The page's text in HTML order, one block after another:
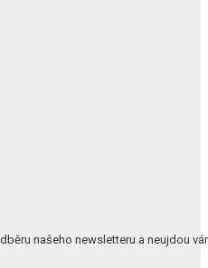
našeho newsletteru a neujdou